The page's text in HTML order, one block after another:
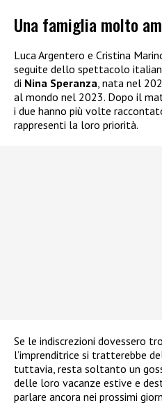
Una famiglia molto
Luca Argentero e Cristina
seguite dello spettacolo
di Nina Speranza, nata nel
al mondo nel 2023. Dopo il
i due hanno più volte
rappresenti la loro priorità.
Se le indiscrezioni dovessero
l’imprenditrice si tratterebbe
tuttavia, resta soltanto un
delle loro vacanze estive e
parlare ancora nei prossimi